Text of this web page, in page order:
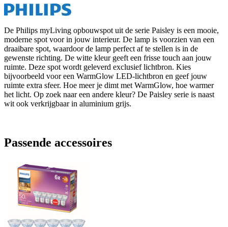
De Philips myLiving opbouwspot uit de serie Paisley is een mooie,
moderne spot voor in jouw interieur. De lamp is voorzien van een
draaibare spot, waardoor de lamp perfect af te stellen is in de
gewenste richting. De witte kleur geeft een frisse touch aan jouw
ruimte. Deze spot wordt geleverd exclusief lichtbron. Kies
bijvoorbeeld voor een WarmGlow LED-lichtbron en geef jouw
ruimte extra sfeer. Hoe meer je dimt met WarmGlow, hoe warmer
het licht. Op zoek naar een andere kleur? De Paisley serie is naast
wit ook verkrijgbaar in aluminium grijs.
Passende accessoires